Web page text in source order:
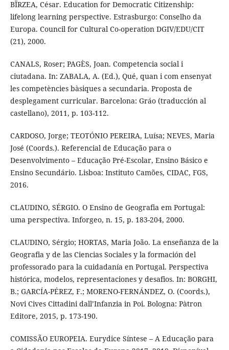
BÏRZEA, César. Education for Democratic Citizenship:
lifelong learning perspective. Estrasburgo: Conselho da
Europa. Council for Cultural Co-operation DGIV/EDU/CIT
(21), 2000.
CANALS, Roser; PAGÈS, Joan. Competencia social i
ciutadana. In: ZABALA, A. (Ed.), Qué, quan i com ensenyat
les competències bàsiques a secundaria. Proposta de
desplegament curricular. Barcelona: Gráo (traducción al
castellano), 2011, p. 103-112.
CARDOSO, Jorge; TEOTÓNIO PEREIRA, Luísa; NEVES, Maria
José (Coords.). Referencial de Educação para o
Desenvolvimento – Educação Pré-Escolar, Ensino Básico e
Ensino Secundário. Lisboa: Instituto Camões, CIDAC, FGS,
2016.
CLAUDINO, SÉRGIO. O Ensino de Geografia em Portugal:
uma perspectiva. Inforgeo, n. 15, p. 183-204, 2000.
CLAUDINO, Sérgio; HORTAS, Maria João. La enseñanza de la
Geografia y de las Ciencias Sociales y la formación del
professorado para la cuidadanía en Portugal. Perspectiva
histórica, modelos, representaciones y desafios. In: BORGHI,
B.; GARCÍA-PÉREZ, F.; MORENO-FERNÁNDEZ, O. (Coords.),
Novi Cives Cittadini dall’Infanzia in Poi. Bologna: Pàtron
Editore, 2015, p. 173-190.
COMISSÃO EUROPEIA. Eurydice Síntese – A Educação para